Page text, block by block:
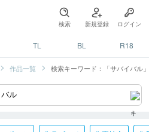
検索 新規登録 ログイン
TL BL R18
作品一覧 検索キーワード：「サバイバル」